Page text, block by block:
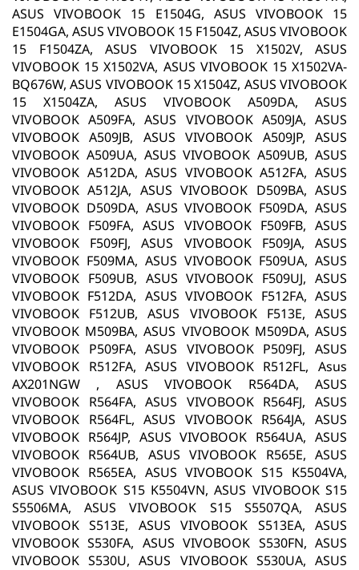
ASUS VIVOBOOK 15 E1504G, ASUS VIVOBOOK 15
E1504GA, ASUS VIVOBOOK 15 F1504Z, ASUS VIVOBOOK
15 F1504ZA, ASUS VIVOBOOK 15 X1502V, ASUS
VIVOBOOK 15 X1502VA, ASUS VIVOBOOK 15 X1502VA-
BQ676W, ASUS VIVOBOOK 15 X1504Z, ASUS VIVOBOOK
15 X1504ZA, ASUS VIVOBOOK A509DA, ASUS
VIVOBOOK A509FA, ASUS VIVOBOOK A509JA, ASUS
VIVOBOOK A509JB, ASUS VIVOBOOK A509JP, ASUS
VIVOBOOK A509UA, ASUS VIVOBOOK A509UB, ASUS
VIVOBOOK A512DA, ASUS VIVOBOOK A512FA, ASUS
VIVOBOOK A512JA, ASUS VIVOBOOK D509BA, ASUS
VIVOBOOK D509DA, ASUS VIVOBOOK F509DA, ASUS
VIVOBOOK F509FA, ASUS VIVOBOOK F509FB, ASUS
VIVOBOOK F509FJ, ASUS VIVOBOOK F509JA, ASUS
VIVOBOOK F509MA, ASUS VIVOBOOK F509UA, ASUS
VIVOBOOK F509UB, ASUS VIVOBOOK F509UJ, ASUS
VIVOBOOK F512DA, ASUS VIVOBOOK F512FA, ASUS
VIVOBOOK F512UB, ASUS VIVOBOOK F513E, ASUS
VIVOBOOK M509BA, ASUS VIVOBOOK M509DA, ASUS
VIVOBOOK P509FA, ASUS VIVOBOOK P509FJ, ASUS
VIVOBOOK R512FA, ASUS VIVOBOOK R512FL, Asus
AX201NGW , ASUS VIVOBOOK R564DA, ASUS
VIVOBOOK R564FA, ASUS VIVOBOOK R564FJ, ASUS
VIVOBOOK R564FL, ASUS VIVOBOOK R564JA, ASUS
VIVOBOOK R564JP, ASUS VIVOBOOK R564UA, ASUS
VIVOBOOK R564UB, ASUS VIVOBOOK R565E, ASUS
VIVOBOOK R565EA, ASUS VIVOBOOK S15 K5504VA,
ASUS VIVOBOOK S15 K5504VN, ASUS VIVOBOOK S15
S5506MA, ASUS VIVOBOOK S15 S5507QA, ASUS
VIVOBOOK S513E, ASUS VIVOBOOK S513EA, ASUS
VIVOBOOK S530FA, ASUS VIVOBOOK S530FN, ASUS
VIVOBOOK S530U, ASUS VIVOBOOK S530UA, ASUS